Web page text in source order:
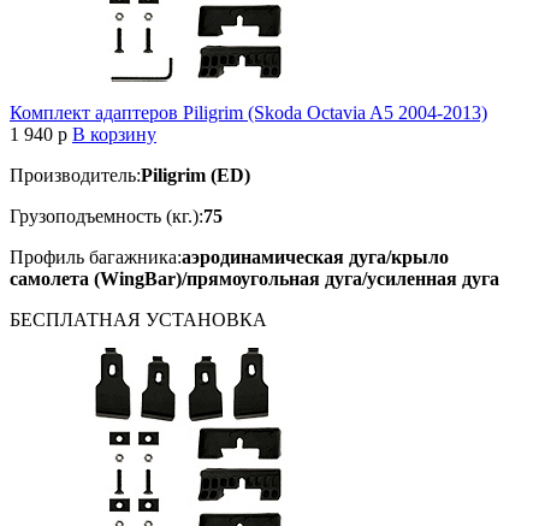
Комплект адаптеров Piligrim (Skoda Octavia A5 2004-2013)
1 940 p В корзину
Производитель:Piligrim (ED)
Грузоподъемность (кг.):75
Профиль багажника:аэродинамическая дуга/крыло
самолета (WingBar)/прямоугольная дуга/усиленная дуга
БЕСПЛАТНАЯ УСТАНОВКА